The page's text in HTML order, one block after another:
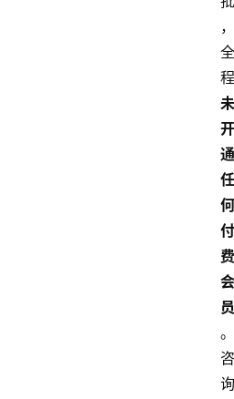
，
全
程
未
开
通
任
何
付
费
会
员
。
咨
询